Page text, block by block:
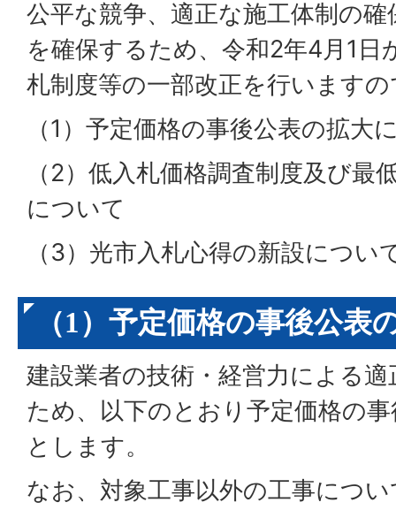
公平な競争、適正な施工体制の
を確保するため、令和2年4月1日
札制度等の一部改正を行います
（1）予定価格の事後公表の拡大
（2）低入札価格調査制度及び最
について
（3）光市入札心得の新設につい
（1）予定価格の事後公表
建設業者の技術・経営力による
ため、以下のとおり予定価格の
とします。
なお、対象工事以外の工事につ